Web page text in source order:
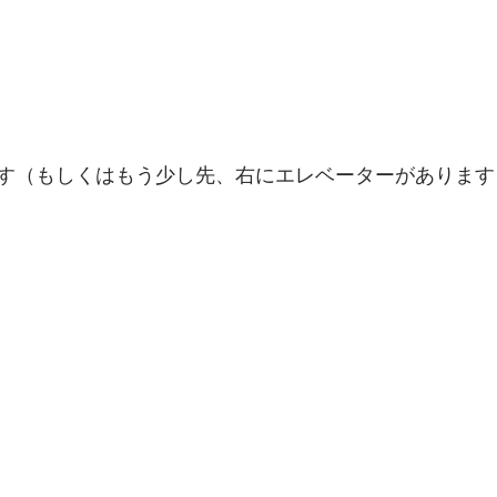
（もしくはもう少し先、右にエレベーターがありま